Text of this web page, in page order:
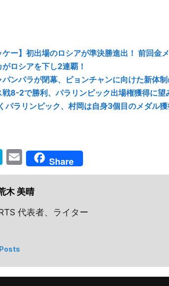
ケー】初出場のロシアが準決勝進出！ 前回金
ロシアを下し2連覇！
ンパラが閉幕、ピョンチャンに向けた新体
戦8-2で勝利、パラリンピック出場権獲得に望
パラリンピック、村岡は自身3個目のメダル
Hatena
EmailShare
木 美晴
代表者、ライター